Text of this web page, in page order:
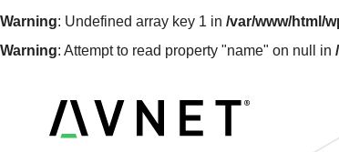
Warning: Undefined array key 1 in /var/www/html/
Warning: Attempt to read property "name" on null in